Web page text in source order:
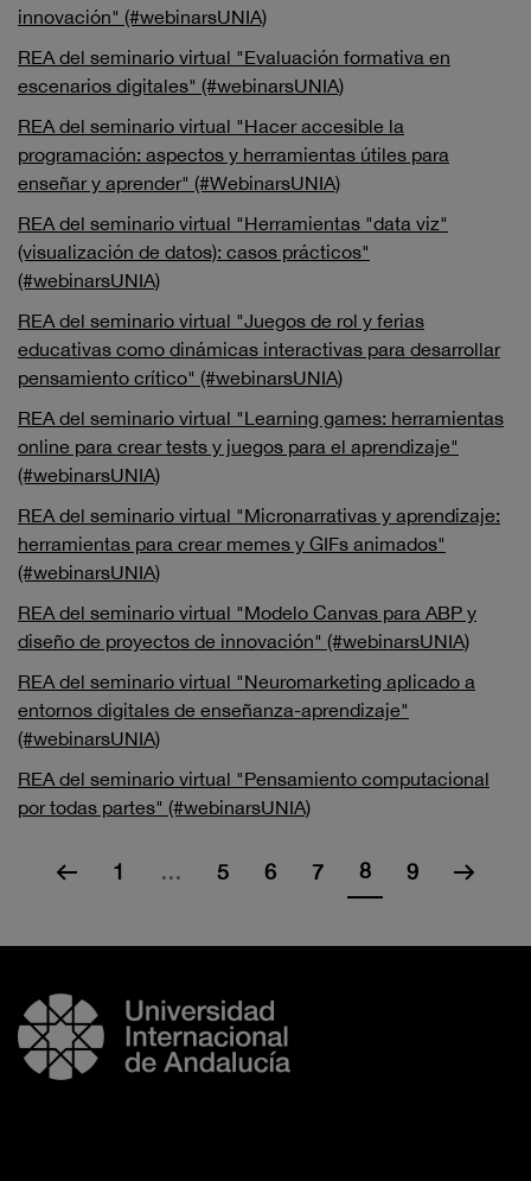
innovación" (#webinarsUNIA)
REA del seminario virtual "Evaluación formativa en
escenarios digitales" (#webinarsUNIA)
REA del seminario virtual "Hacer accesible la
programación: aspectos y herramientas útiles para
enseñar y aprender" (#WebinarsUNIA)
REA del seminario virtual "Herramientas "data viz"
(visualización de datos): casos prácticos"
(#webinarsUNIA)
REA del seminario virtual "Juegos de rol y ferias
educativas como dinámicas interactivas para desarrollar
pensamiento crítico" (#webinarsUNIA)
REA del seminario virtual "Learning games: herramientas
online para crear tests y juegos para el aprendizaje"
(#webinarsUNIA)
REA del seminario virtual "Micronarrativas y aprendizaje:
herramientas para crear memes y GIFs animados"
(#webinarsUNIA)
REA del seminario virtual "Modelo Canvas para ABP y
diseño de proyectos de innovación" (#webinarsUNIA)
REA del seminario virtual "Neuromarketing aplicado a
entornos digitales de enseñanza-aprendizaje"
(#webinarsUNIA)
REA del seminario virtual "Pensamiento computacional
por todas partes" (#webinarsUNIA)
1 … 5 6 7 8 9